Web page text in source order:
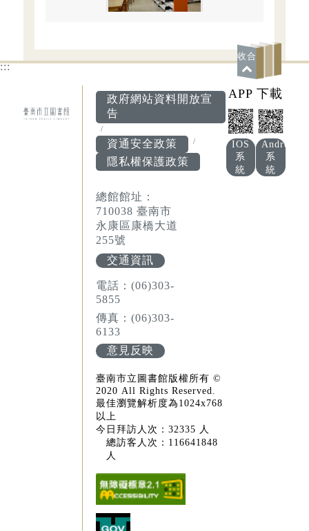
:::
收合
政府網站資料開放宣
告
資通安全政策
隱私權保護政策
總館館址：
710038 臺南市
永康區康橋大道
255號
交通資訊
電話：(06)303-
5855
傳真：(06)303-
6133
意見反映
臺南市立圖書館版權所有 ©
2020 All Rights Reserved.
最佳瀏覽解析度為1024x768
以上
今日拜訪人次：32335 人
總訪客人次：116641848
人
APP 下載
IOS
系
統
Android
系
統